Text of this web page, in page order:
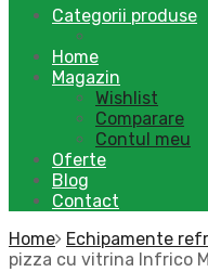
Categorii produse
Home
Magazin
Wishlist
Comparare
Contul meu
Oferte
Blog
Contact
Home
Echipamente
pizza cu vitrina Infrico